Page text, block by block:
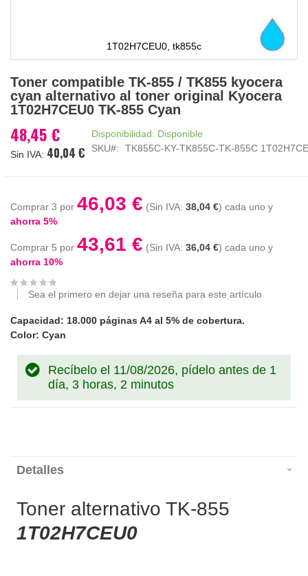
1T02H7CEU0, tk855c
al
comienzo
de
galería
de
Toner compatible TK-855 / TK855 kyocera
cyan alternativo al toner original Kyocera
1T02H7CEU0 TK-855 Cyan
48,45 €
40,04 €
Disponibilidad: Disponible
SKU
TK855C-KY-TK855C-TK-855C
Comprar 3 por 46,03 € 38,04 € cada uno y
ahorra 5%
Comprar 5 por 43,61 € 36,04 € cada uno y
ahorra 10%
Sea el primero en dejar una reseña para este artículo
Capacidad: 18.000 páginas A4 al 5% de cobertura.
Color: Cyan
Recíbelo el 11/08/2026, pídelo antes de 1
día, 3 horas, 2 minutos
Detalles
Toner alternativo TK-855
1T02H7CEU0